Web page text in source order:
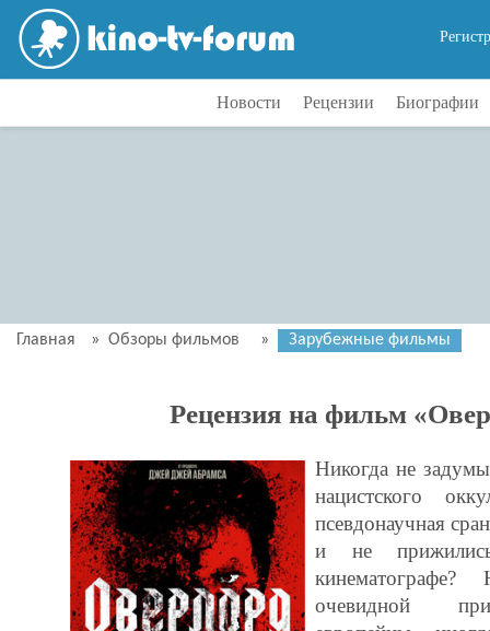
Новости Рецензии Биографии
Главная » Обзоры фильмов » Зарубежные фильмы
Рецензия на фильм
Никогда не
нацистского
псевдонаучная
и не
очевидной